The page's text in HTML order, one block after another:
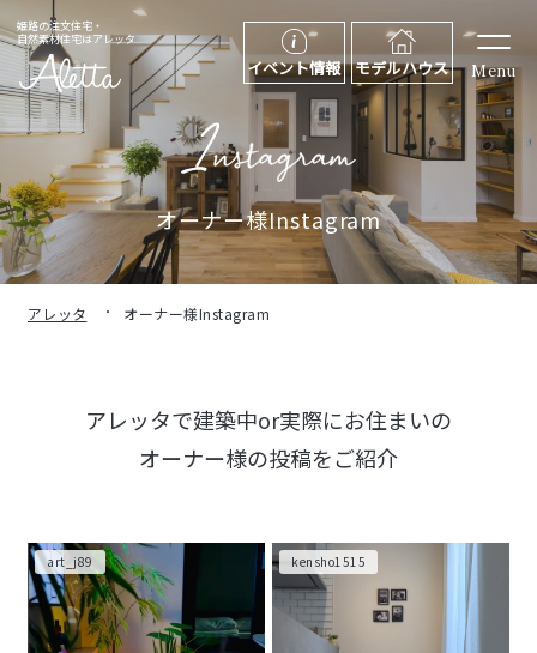
姫路の注文住宅・
自然素材住宅はアレッタ
イベント情報 モデルハウス Menu
オーナー様Instagram
アレッタ オーナー様Instagram
アレッタで建築中or実際にお住まいの
オーナー様の投稿をご紹介
art_j89 kensho1515